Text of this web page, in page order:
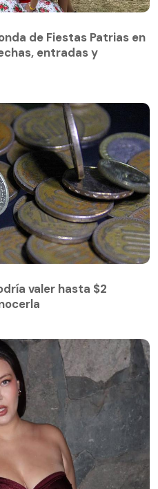
de Fiestas Patrias en
entradas y
valer hasta $2